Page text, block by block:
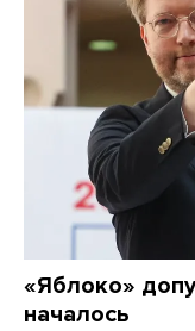
«Яблоко»
началось